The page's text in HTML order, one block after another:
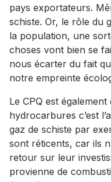
pays exportateurs.
schiste. Or, le rôle du
la population, une
choses vont bien se
nous écarter du fait
notre empreinte
Le CPQ est
hydrocarbures c’est
gaz de schiste par
sont réticents, car ils
retour sur leur
provienne de